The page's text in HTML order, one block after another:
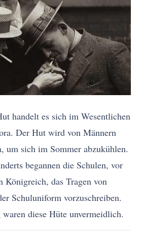
handelt es sich im Wesentlichen
Der Hut wird von Männern
um sich im Sommer abzukühlen.
begannen die Schulen, vor
Königreich, das Tragen von
Schuluniform vorzuschreiben.
diese Hüte unvermeidlich.